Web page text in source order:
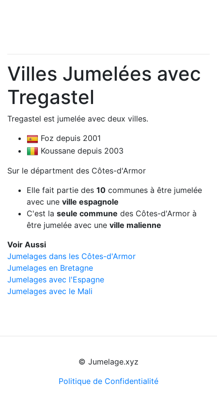
Villes Jumelées avec
Tregastel
Tregastel est jumelée avec deux villes.
Foz depuis 2001
Koussane depuis 2003
Sur le départment des Côtes-d'Armor
Elle fait partie des 10 communes à être jumelée
avec une ville espagnole
C'est la seule commune des Côtes-d'Armor à
être jumelée avec une ville malienne
Voir Aussi
Jumelages dans les Côtes-d'Armor
Jumelages en Bretagne
Jumelages avec l'Espagne
Jumelages avec le Mali
© Jumelage.xyz
Politique de Confidentialité